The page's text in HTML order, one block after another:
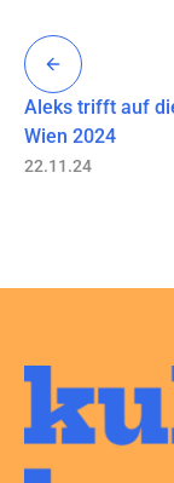
Aleks trifft auf
Wien 2024
22.11.24